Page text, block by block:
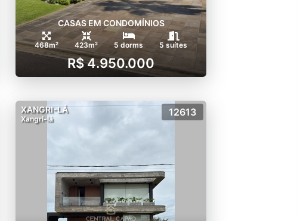
CASAS EM CONDOMÍNIOS
468m² 423m² 5 dorms 5 suítes
R$ 4.950.000
XANGRI-LÁ
Xangri-lá
12613